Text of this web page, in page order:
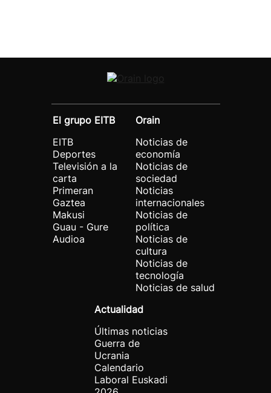
El grupo EITB
EITB
Deportes
Televisión a la
carta
Primeran
Gaztea
Makusi
Guau - Gure
Audioa
Orain
Noticias de
economía
Noticias de
sociedad
Noticias
internacionales
Noticias de
política
Noticias de
cultura
Noticias de
tecnología
Noticias de salud
Actualidad
Últimas noticias
Guerra de
Ucrania
Calendario
Laboral Euskadi